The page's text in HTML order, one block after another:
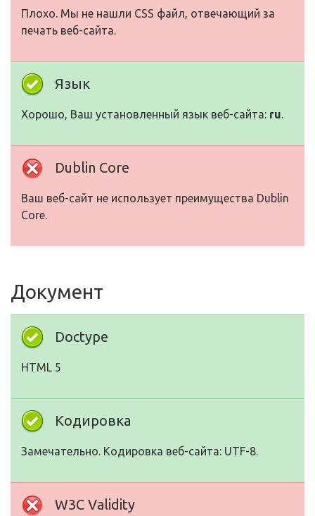
Плохо. Мы не нашли CSS файл, отвечающий за
печать веб-сайта.
Язык
Хорошо, Ваш установленный язык веб-сайта: ru.
Dublin Core
Ваш веб-сайт не использует преимущества Dublin
Core.
Документ
Doctype
HTML 5
Кодировка
Замечательно. Кодировка веб-сайта: UTF-8.
W3C Validity